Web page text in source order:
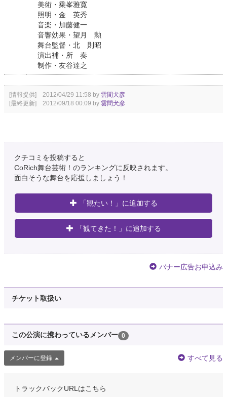
美術・乗峯雅寛
照明・金 英秀
音楽・加藤健一
音響効果・望月 勲
舞台監督・北 則昭
演出補・所 奏
制作・友谷達之
[情報提供] 2012/04/29 11:58 by 雲間犬彦
[最終更新] 2012/09/18 00:09 by 雲間犬彦
クチコミを投稿すると
CoRich舞台芸術！のランキングに反映されます。
面白そうな舞台を応援しましょう！
「観たい！」に追加する
「観てきた！」に追加する
バナー広告お申込み
チケット取扱い
この公演に携わっているメンバー 0
メンバーに登録 すべて見る
トラックバックURLはこちら